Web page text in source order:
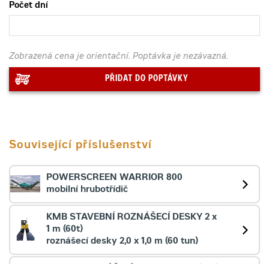
Počet dní
Zobrazená cena je orientační. Poptávka je nezávazná.
PŘIDAT DO POPTÁVKY
Související příslušenství
POWERSCREEN WARRIOR 800
mobilní hrubotřídič
KMB STAVEBNÍ ROZNÁŠECÍ DESKY 2 x
1 m (60t)
roznášecí desky 2,0 x 1,0 m (60 tun)